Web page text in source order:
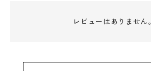
レビューはありません。